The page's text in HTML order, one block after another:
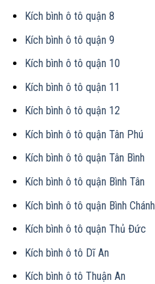
Kích bình ô tô quận 8
Kích bình ô tô quận 9
Kích bình ô tô quận 10
Kích bình ô tô quận 11
Kích bình ô tô quận 12
Kích bình ô tô quận Tân Phú
Kích bình ô tô quận Tân Bình
Kích bình ô tô quận Bình Tân
Kích bình ô tô quận Bình Chánh
Kích bình ô tô quận Thủ Đức
Kích bình ô tô Dĩ An
Kích bình ô tô Thuận An